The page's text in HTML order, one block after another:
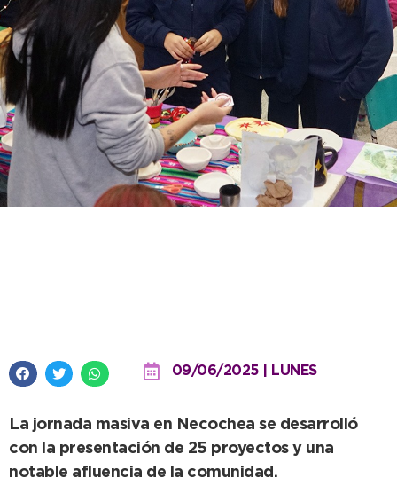
09/06/2025 | LUNES
La jornada masiva en Necochea se desarrolló
con la presentación de 25 proyectos y una
notable afluencia de la comunidad.